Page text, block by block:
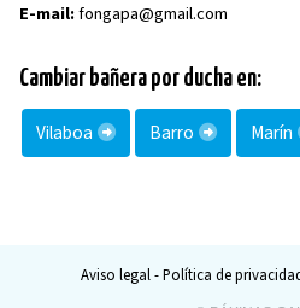
E-mail:fongapa@gmail.com
Cambiar bañera por ducha en:
Vilaboa Barro Marín
Aviso legal-Política de